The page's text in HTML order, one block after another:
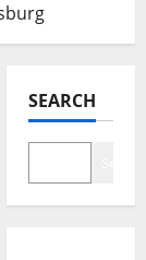
SEARCH